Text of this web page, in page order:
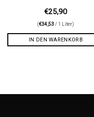
€25,90
(€34,53/ 1 Liter)
IN DEN WARENKORB